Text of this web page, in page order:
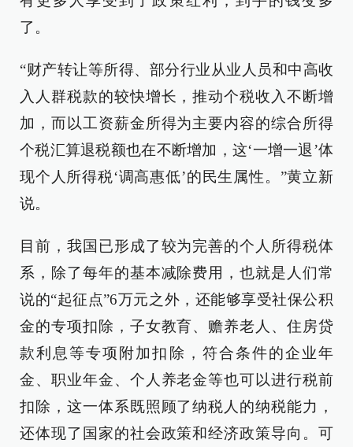
了。
“财产转让等所得、部分行业从业人员和中高收
入人群税款的较快增长，推动个税收入不断增
加，而以工资薪金所得为主要内容的综合所得
个税汇算退税额也在不断增加，这‘一增一退’体
现个人所得税‘调高惠低’的民生属性。”黄立新
说。
目前，我国已形成了较为完善的个人所得税体
系，除了每年的基本减除费用，也就是人们常
说的“起征点”6万元之外，还能够享受社保公积
金的专项扣除，子女教育、赡养老人、住房贷
款利息等专项附加扣除，符合条件的企业年
金、职业年金、个人养老金等也可以进行税前
扣除，这一体系既照顾了纳税人的纳税能力，
还体现了国家的社会政策和经济政策导向。可